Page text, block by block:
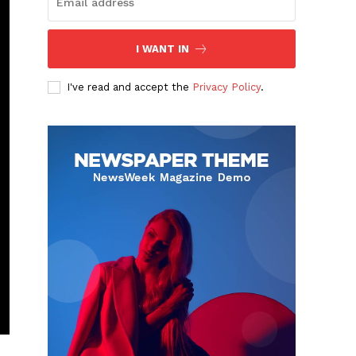
Albert Pujols
I WANT IN
I've read and accept the Privacy Policy.